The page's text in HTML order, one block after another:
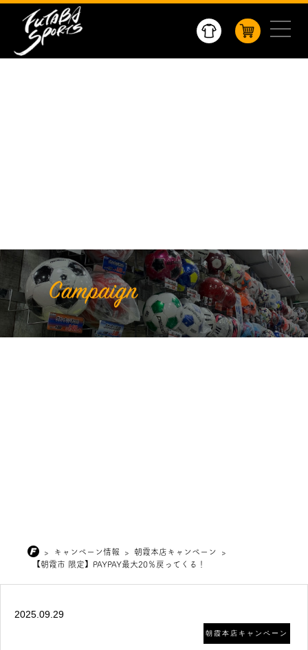
> キャンペーン情報 > 朝霞本店キャンペーン
>
【朝霞市 限定】PAYPAY最大20％戻ってくる！
2025.09.29
朝霞本店キャンペーン